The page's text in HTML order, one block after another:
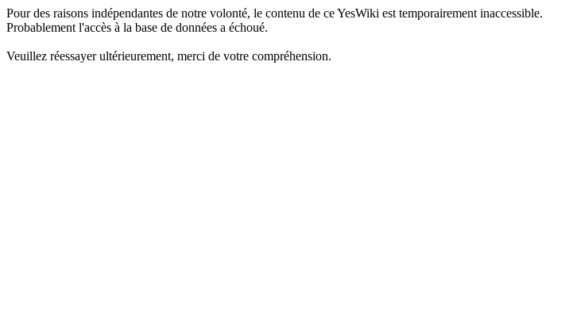
Pour des raisons indépendantes de notre volonté, le contenu de ce YesWiki est temporairement inaccessible.
Probablement l'accès à la base de données a échoué.
Veuillez réessayer ultérieurement, merci de votre compréhension.